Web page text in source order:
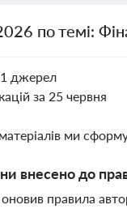
по темі:
джерел
за 25 червня
ми
внесено до
правила